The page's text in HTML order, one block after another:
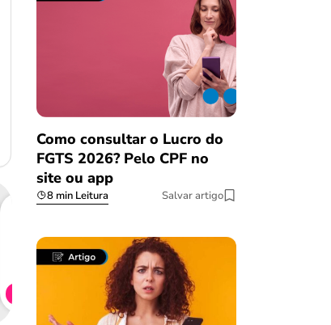
Como consultar o Lucro do
FGTS 2026? Pelo CPF no
site ou app
8 min Leitura Salvar artigo